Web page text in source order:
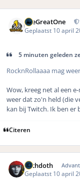
TheGreatOne
Geplaatst 10 april
5 minuten geleden
RocknRollaaaa mag
Wow, kreeg net al een
weer dat zo'n held (die
kan bij Twitch. Ik ben er
Citeren
bethdoth
Geplaatst 10 april